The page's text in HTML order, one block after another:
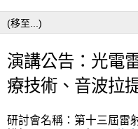
演講公告：光電
療技術、音波拉
研討會名稱：第十三屆雷